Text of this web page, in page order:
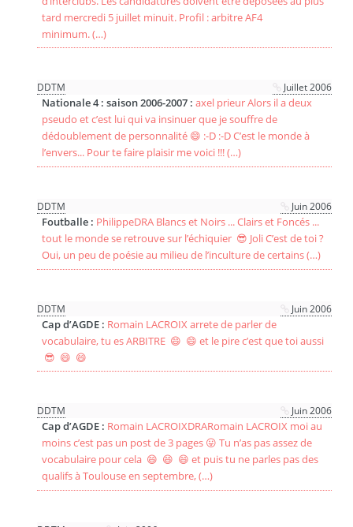
tard mercredi 5 juillet minuit. Profil : arbitre AF4
minimum. (…)
DDTM Juillet 2006
Nationale 4 : saison 2006-2007 :axel prieur Alors il a deux
pseudo et c’est lui qui va insinuer que je souffre de
dédoublement de personnalité 😄 :-D :-D C’est le monde à
l’envers... Pour te faire plaisir me voici !!! (…)
DDTM Juin 2006
Foutballe : PhilippeDRA Blancs et Noirs ... Clairs et Foncés ...
tout le monde se retrouve sur l’échiquier 😎 Joli C’est de toi ?
Oui, un peu de poésie au milieu de l’inculture de certains (…)
DDTM Juin 2006
Cap d’AGDE : Romain LACROIX arrete de parler de
vocabulaire, tu es ARBITRE 😄 😄 et le pire c’est que toi aussi
😎 😄 😄
DDTM Juin 2006
Cap d’AGDE : Romain LACROIXDRARomain LACROIX moi au
moins c’est pas un post de 3 pages 😛 Tu n’as pas assez de
vocabulaire pour cela 😄 😄 😄 et puis tu ne parles pas des
qualifs à Toulouse en septembre, (…)